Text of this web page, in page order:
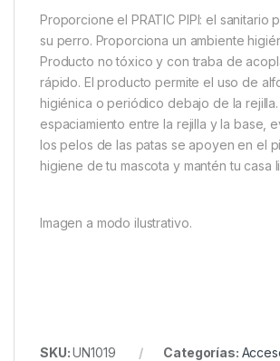
Proporcione el PRATIC PIPI: el sanitario
su perro. Proporciona un ambiente
Producto no tóxico y con traba de
rápido. El producto permite el uso de
higiénica o periódico debajo de la
espaciamiento entre la rejilla y la base,
los pelos de las patas se apoyen en el
higiene de tu mascota y mantén tu casa
Imagen a modo ilustrativo.
SKU:UN1019 Categorías: